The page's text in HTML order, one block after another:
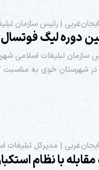
| رئیس سازمان
دوره لیگ
در شهرستان خوی به
| مدیرکل تبلیغات
مقابله با نظام